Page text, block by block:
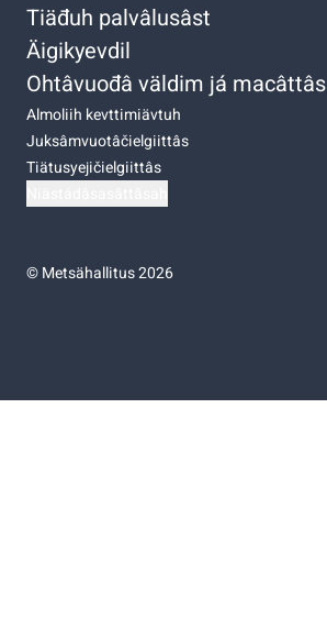
Tiäđuh palvâlusâst
Äigikyevdil
Ohtâvuođâ väldim já macâttâs
Almoliih kevttimiävtuh
Juksâmvuotâčielgiittâs
Tiätusyejičielgiittâs
©Metsähallitus 2026